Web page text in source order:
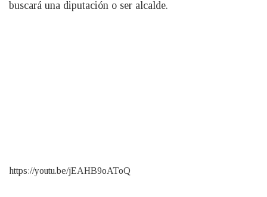
buscará una diputación o ser alcalde.
https://youtu.be/jEAHB9oAToQ